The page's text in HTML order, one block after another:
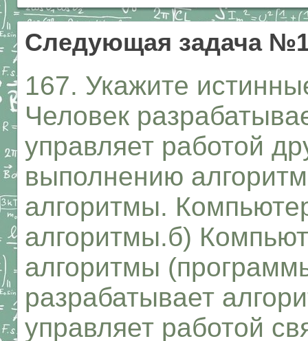
Следующая задача
167. Укажите
Человек
управляет работой
выполнению
алгоритмы.
алгоритмы.б)
алгоритмы
разрабатывает
управляет работой